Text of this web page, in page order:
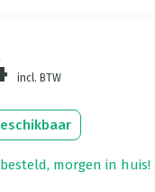
incl. BTW
besteld, morgen in huis!